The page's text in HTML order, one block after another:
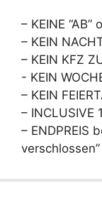
– KEINE “AB”
– KEIN
– KEIN KFZ
- KEIN
– KEIN
– INCLUSIVE
– ENDPREIS
verschlossen”